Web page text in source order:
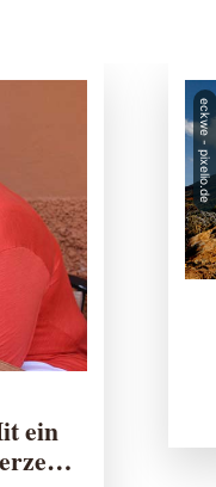
ein
eckwe - pixelio.de